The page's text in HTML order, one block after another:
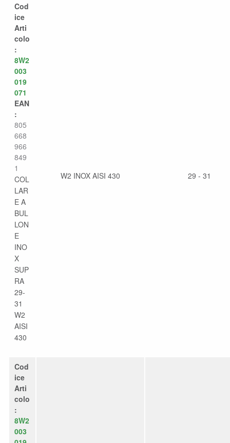
Cod
ice
Arti
colo
:
8W2
003
019
071
EAN
:
805
668
966
849
1
COL
LAR
E A
BUL
LON
E
INO
X
SUP
RA
29-
31
W2
AISI
430
W2 INOX AISI 430 29 - 31
Cod
ice
Arti
colo
:
8W2
003